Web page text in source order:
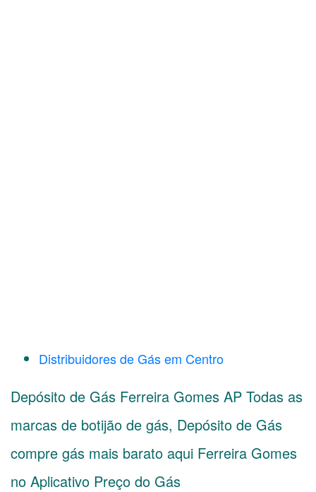
Distribuidores de Gás em Centro
Depósito de Gás Ferreira Gomes AP Todas as
marcas de botijão de gás, Depósito de Gás
compre gás mais barato aqui Ferreira Gomes
no Aplicativo Preço do Gás